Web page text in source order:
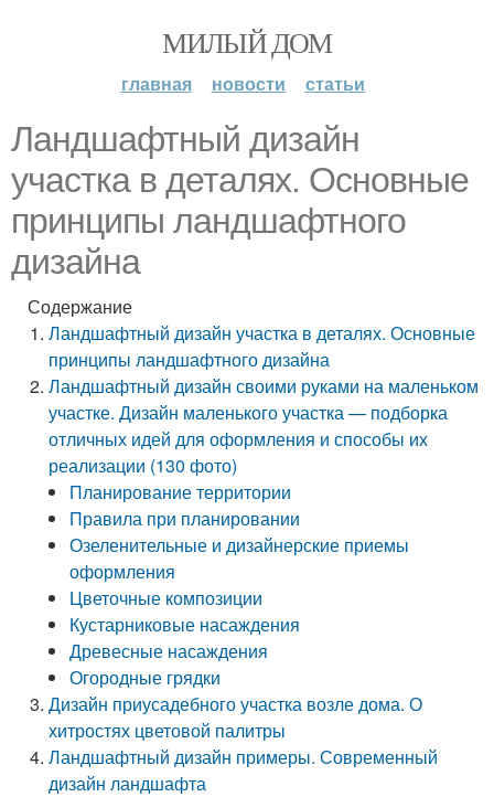
МИЛЫЙ ДОМ
главная новости статьи
Ландшафтный дизайн
участка в деталях. Основные
принципы ландшафтного
дизайна
Содержание
Ландшафтный дизайн участка в деталях. Основные
принципы ландшафтного дизайна
Ландшафтный дизайн своими руками на маленьком
участке. Дизайн маленького участка — подборка
отличных идей для оформления и способы их
реализации (130 фото)
Планирование территории
Правила при планировании
Озеленительные и дизайнерские приемы
оформления
Цветочные композиции
Кустарниковые насаждения
Древесные насаждения
Огородные грядки
Дизайн приусадебного участка возле дома. О
хитростях цветовой палитры
Ландшафтный дизайн примеры. Современный
дизайн ландшафта